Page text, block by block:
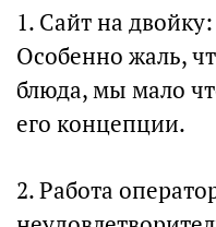
1. Сайт на
Особенно жаль,
блюда, мы мало
его концепции.
2. Работа